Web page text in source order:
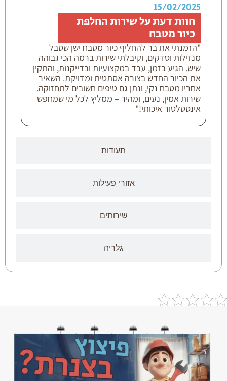
תעודות
אזורי פעילות
שירותים
גלריה
15/02/2025
חוות דעת על שירות החלפת
כיור מטבח
"הזמנתי את בר להחליף כיור מטבח ישן שסבל
מנזילות וסדקים, וקיבלתי שירות ברמה הכי גבוהה
שיש. הגיע בזמן, עבד במקצועיות ובדייקנות, והתקין
את הכיור החדש בצורה אסתטית ומדויקת. השאיר
אחריו מטבח נקי, ונתן גם טיפים חשובים לתחזוקה.
שירות אמין, נעים, ומהיר – ממליץ לכל מי שמחפש
אינסטלטור איכותי!"